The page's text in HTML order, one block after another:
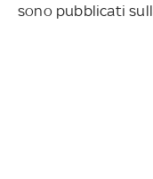
sono pubblicati